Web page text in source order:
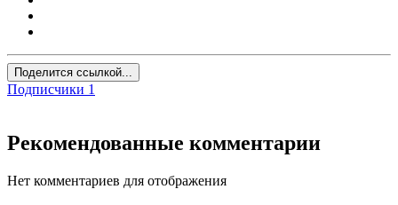
Поделится ссылкой...
Подписчики 1
Рекомендованные комментарии
Нет комментариев для отображения